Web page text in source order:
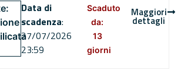
Data di
scadenza:
27/07/2026
23:59
Scaduto
da:
13
giorni
Maggiori
dettagli